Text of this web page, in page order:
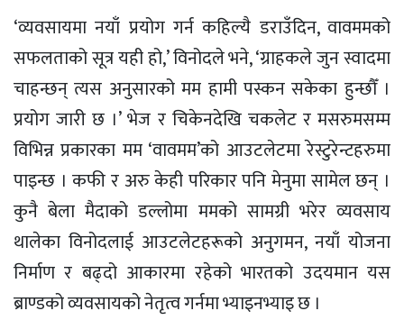
‘व्यवसायमा नयाँ प्रयोग गर्न कहिल्यै डराउँदिन, वावममको
सफलताको सूत्र यही हो,’ विनोदले भने, ‘ग्राहकले जुन स्वादमा
चाहन्छन् त्यस अनुसारको मम हामी पस्कन सकेका हुन्छौँ ।
प्रयोग जारी छ ।’ भेज र चिकेनदेखि चकलेट र मसरुमसम्म
विभिन्न प्रकारका मम ‘वावमम’को आउटलेटमा रेस्टुरेन्टहरुमा
पाइन्छ । कफी र अरु केही परिकार पनि मेनुमा सामेल छन् ।
कुनै बेला मैदाको डल्लोमा ममको सामग्री भरेर व्यवसाय
थालेका विनोदलाई आउटलेटहरूको अनुगमन, नयाँ योजना
निर्माण र बढ्दो आकारमा रहेको भारतको उदयमान यस
ब्राण्डको व्यवसायको नेतृत्व गर्नमा भ्याइनभ्याइ छ ।